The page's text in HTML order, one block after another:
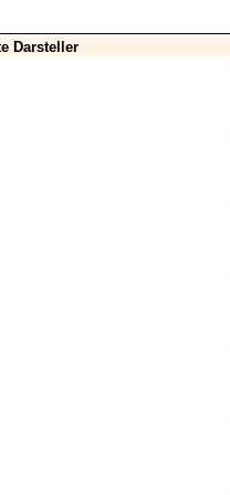
Darsteller